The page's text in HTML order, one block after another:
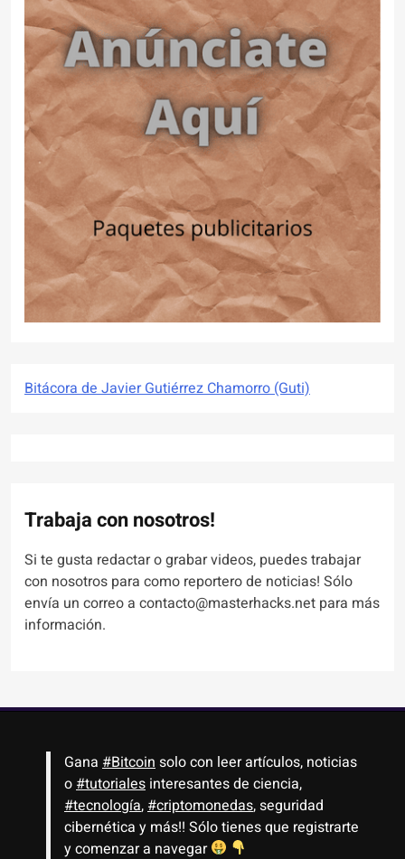
Bitácora de Javier Gutiérrez Chamorro (Guti)
Trabaja con nosotros!
Si te gusta redactar o grabar videos, puedes trabajar
con nosotros para como reportero de noticias! Sólo
envía un correo a contacto@masterhacks.net para más
información.
Gana #Bitcoin solo con leer artículos, noticias
o #tutoriales interesantes de ciencia,
#tecnología, #criptomonedas, seguridad
cibernética y más!! Sólo tienes que registrarte
y comenzar a navegar